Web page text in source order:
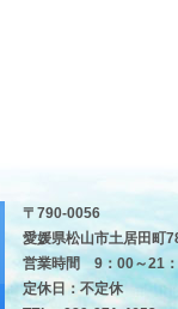
〒790-0056
愛媛県松山市土居田町
営業時間 9：00～21
定休日：不定休